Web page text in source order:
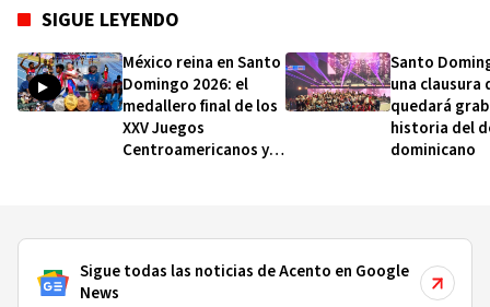
SIGUE LEYENDO
México reina en Santo
Domingo 2026: el
medallero final de los
XXV Juegos
Centroamericanos y
Santo
una clausura
quedará
historia del
dominicano
Sigue todas las noticias de Acento en Google
News